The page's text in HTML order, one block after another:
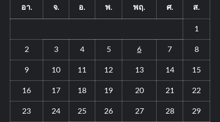
อา. จ. อ. พ. พฤ. ศ. ส.
1
2 3 4 5 6 7 8
9 10 11 12 13 14 15
16 17 18 19 20 21 22
23 24 25 26 27 28 29